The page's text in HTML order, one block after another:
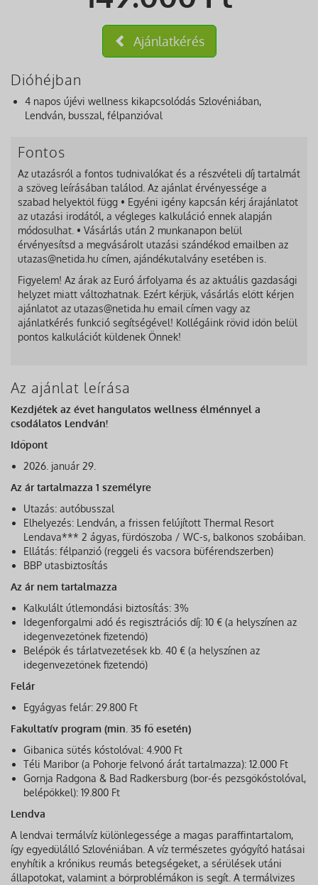
Ajánlatkérés
Dióhéjban
4 napos újévi wellness kikapcsolódás Szlovéniában,
Lendván, busszal, félpanzióval
Fontos
Az utazásról a fontos tudnivalókat és a részvételi díj tartalmát
a szöveg leírásában találod. Az ajánlat érvényessége a
szabad helyektől függ • Egyéni igény kapcsán kérj árajánlatot
az utazási irodától, a végleges kalkuláció ennek alapján
módosulhat. • Vásárlás után 2 munkanapon belül
érvényesítsd a megvásárolt utazási szándékod emailben az
utazas@netida.hu címen, ajándékutalvány esetében is.
Figyelem! Az árak az Euró árfolyama és az aktuális gazdasági
helyzet miatt változhatnak. Ezért kérjük, vásárlás előtt kérjen
ajánlatot az utazas@netida.hu email címen vagy az
ajánlatkérés funkció segítségével! Kollégáink rövid időn belül
pontos kalkulációt küldenek Önnek!
Az ajánlat leírása
Kezdjétek az évet hangulatos wellness élménnyel a
csodálatos Lendván!
Időpont
2026. január 29.
Az ár tartalmazza 1 személyre
Utazás: autóbusszal
Elhelyezés: Lendván, a frissen felújított Thermal Resort
Lendava*** 2 ágyas, fürdőszoba / WC-s, balkonos szobáiban.
Ellátás: félpanzió (reggeli és vacsora büférendszerben)
BBP utasbiztosítás
Az ár nem tartalmazza
Kalkulált útlemondási biztosítás: 3%
Idegenforgalmi adó és regisztrációs díj: 10 € (a helyszínen az
idegenvezetőnek fizetendő)
Belépők és tárlatvezetések kb. 40 € (a helyszínen az
idegenvezetőnek fizetendő)
Felár
Egyágyas felár: 29.800 Ft
Fakultatív program (min. 35 fő esetén)
Gibanica sütés kóstolóval: 4.900 Ft
Téli Maribor (a Pohorje felvonó árát tartalmazza): 12.000 Ft
Gornja Radgona & Bad Radkersburg (bor-és pezsgőkóstolóval,
belépőkkel): 19.800 Ft
Lendva
A lendvai termálvíz különlegessége a magas paraffintartalom,
így egyedülálló Szlovéniában. A víz természetes gyógyító hatásai
enyhítik a krónikus reumás betegségeket, a sérülések utáni
állapotokat, valamint a bőrproblémákon is segít. A termálvizes